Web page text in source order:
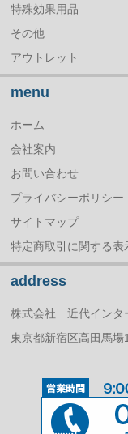
特殊効果用品
その他
アウトレット
menu
ホーム
会社案内
お問い合わせ
プライバシーポリシー
サイトマップ
特定商取引に関する表
address
株式会社 近代インタ
東京都新宿区高田馬場